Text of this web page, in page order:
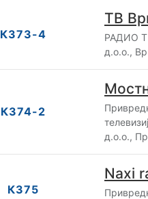
К373-4
ТВ
РАДИО
д.о.о.,
К374-2
д.о.о.,
К375
Naxi